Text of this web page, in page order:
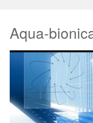
Aqua-